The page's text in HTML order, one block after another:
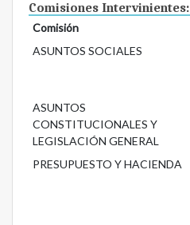
Comisiones Intervinientes:
Comisión
ASUNTOS SOCIALES
ASUNTOS
CONSTITUCIONALES Y
LEGISLACIÓN GENERAL
PRESUPUESTO Y HACIENDA